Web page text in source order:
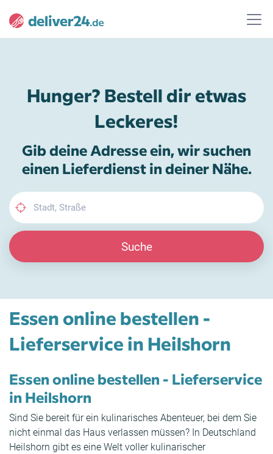
Hunger? Bestell dir etwas
Leckeres!
Gib deine Adresse ein, wir suchen
einen Lieferdienst in deiner Nähe.
Suche
Essen online bestellen -
Lieferservice in Heilshorn
Essen online bestellen - Lieferservice
in Heilshorn
Sind Sie bereit für ein kulinarisches Abenteuer, bei dem Sie
nicht einmal das Haus verlassen müssen? In Deutschland
Heilshorn gibt es eine Welt voller kulinarischer